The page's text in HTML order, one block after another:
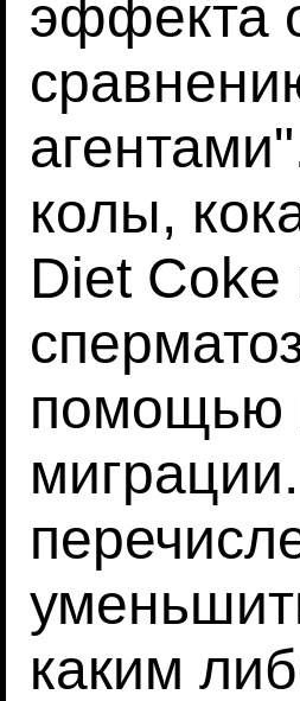
эффекта
колы,
Diet
помощью
каким